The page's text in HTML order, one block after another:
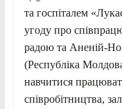
та госпіталем
угоду про
радою та Аненій-
(Республіка
навчитися
співробітництва,